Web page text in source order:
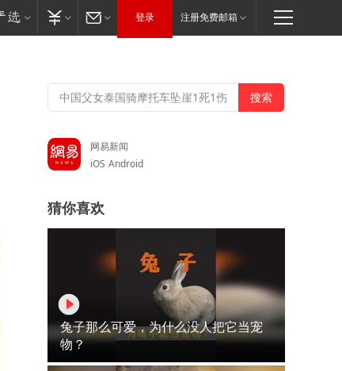
登录 注册免费邮箱
网易新闻
iOS Android
猜你喜欢
兔子那么可爱，为什么没人把它当宠
物？